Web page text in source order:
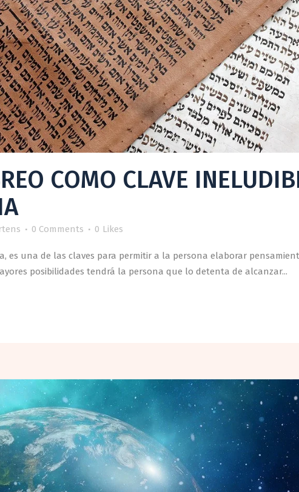
COMO CLAVE
0 Comments 0 Likes
es una de las claves para permitir a la persona elaborar
posibilidades tendrá la persona que lo detenta de alcanzar...